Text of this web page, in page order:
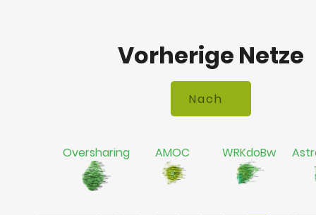
Vorherige Netze
Oversharing AMOC WRKdoBw